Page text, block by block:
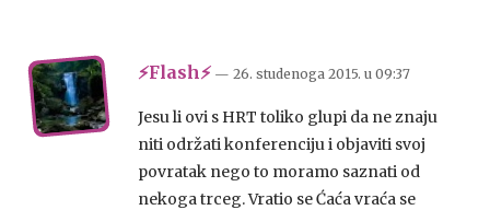
⚡Flash⚡ — 26. studenoga 2015. u 09:37
Jesu li ovi s HRT toliko glupi da ne znaju
niti održati konferenciju i objaviti svoj
povratak nego to moramo saznati od
nekoga trceg. Vratio se Ćaća vraća se